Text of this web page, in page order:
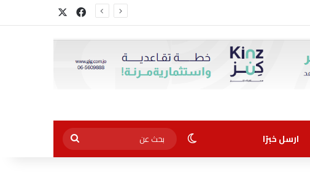
فيسبوك
ارسل خبرًا الوضع المظلم
بحث
عن